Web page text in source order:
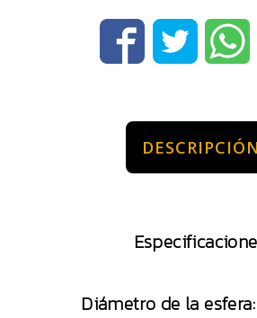
DESCRIPCIÓN
Diámetro de la